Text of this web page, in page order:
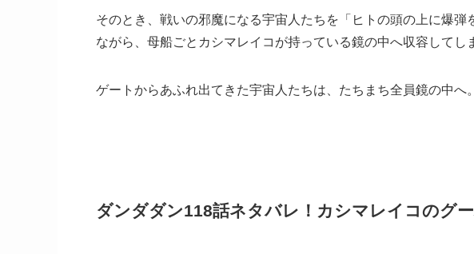
そのとき、戦いの邪魔になる宇宙人たちを「ヒトの頭の上に爆
ながら、母船ごとカシマレイコが持っている鏡の中へ収容してし
ゲートからあふれ出てきた宇宙人たちは、たちまち全員鏡の中へ。
ダンダダン118話ネタバレ！カシマレイコのグ